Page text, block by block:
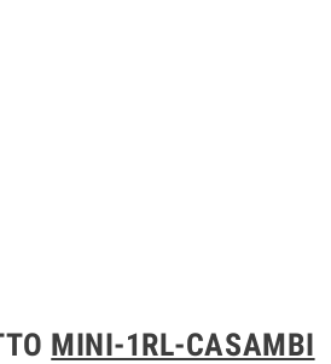
MINI-1RL-CASAMBI